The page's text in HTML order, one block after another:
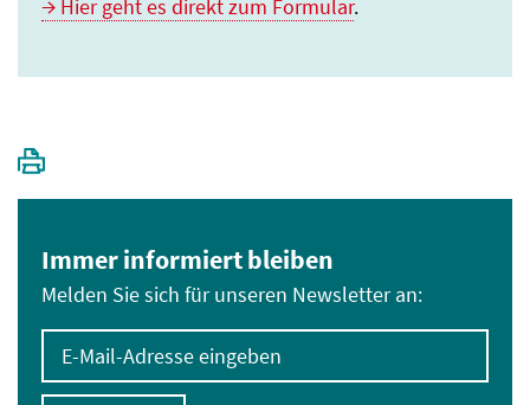
Hier geht es direkt zum Formular.
Immer informiert bleiben
Melden Sie sich für unseren Newsletter an:
E-Mail-Adresse eingeben